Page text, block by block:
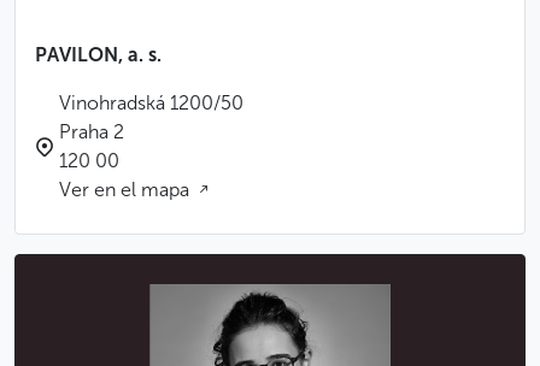
PAVILON, a. s.
Vinohradská 1200/50
Praha 2
120 00
Ver en el mapa